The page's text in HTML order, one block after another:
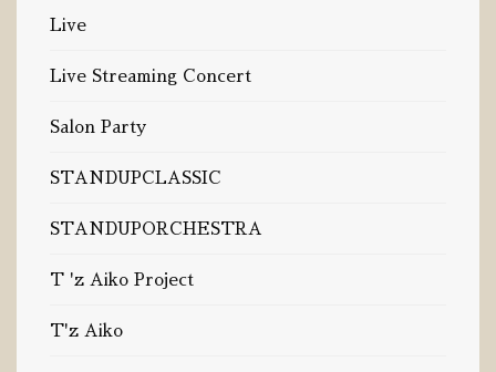
Live
Live Streaming Concert
Salon Party
STANDUPCLASSIC
STANDUPORCHESTRA
T 'z Aiko Project
T'z Aiko